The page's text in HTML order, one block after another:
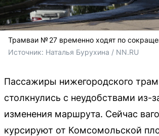
Трамваи № 27 временно ходят по
Источник: Наталья Бурухина / NN.RU
Пассажиры нижегородского
столкнулись с неудобствами из-
изменения маршрута. Сейчас
курсируют от Комсомольской